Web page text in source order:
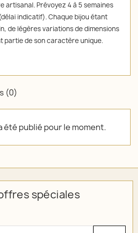
artisanal. Prévoyez 4 à 5 semaines
indicatif). Chaque bijou étant
de légères variations de dimensions
partie de son caractère unique.
(0)
été publié pour le moment.
spéciales